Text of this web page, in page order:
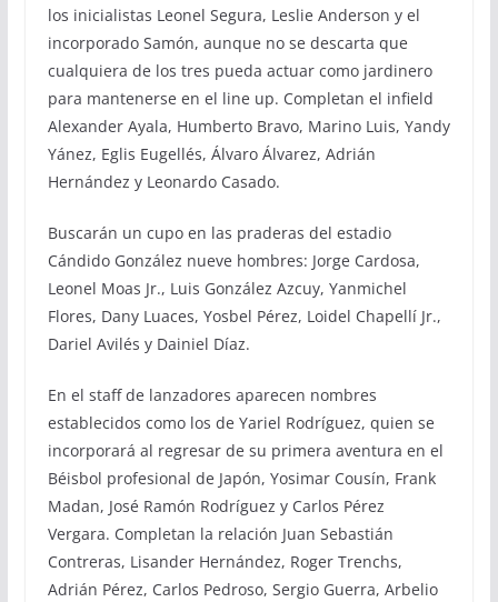
los inicialistas Leonel Segura, Leslie Anderson y el
incorporado Samón, aunque no se descarta que
cualquiera de los tres pueda actuar como jardinero
para mantenerse en el line up. Completan el infield
Alexander Ayala, Humberto Bravo, Marino Luis, Yandy
Yánez, Eglis Eugellés, Álvaro Álvarez, Adrián
Hernández y Leonardo Casado.
Buscarán un cupo en las praderas del estadio
Cándido González nueve hombres: Jorge Cardosa,
Leonel Moas Jr., Luis González Azcuy, Yanmichel
Flores, Dany Luaces, Yosbel Pérez, Loidel Chapellí Jr.,
Dariel Avilés y Dainiel Díaz.
En el staff de lanzadores aparecen nombres
establecidos como los de Yariel Rodríguez, quien se
incorporará al regresar de su primera aventura en el
Béisbol profesional de Japón, Yosimar Cousín, Frank
Madan, José Ramón Rodríguez y Carlos Pérez
Vergara. Completan la relación Juan Sebastián
Contreras, Lisander Hernández, Roger Trenchs,
Adrián Pérez, Carlos Pedroso, Sergio Guerra, Arbelio